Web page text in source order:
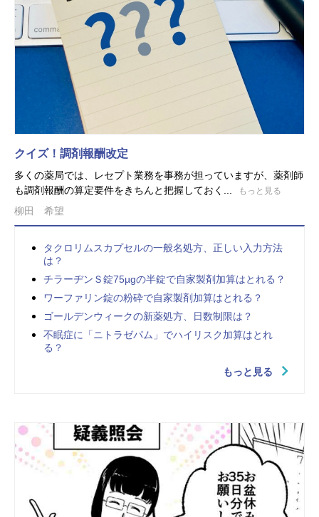
クイズ！調剤報酬改定
多くの薬局では、レセプト業務を事務が担っていますが、薬剤師
も調剤報酬の算定要件をきちんと把握しておく...
もっと見る
柳田 希望
タクロリムスカプセルの一般名処方、正しい入力方法
は？
チラーヂンＳ錠75µgの半錠で自家製剤加算はとれる？
ワーファリン錠の粉砕で自家製剤加算はとれる？
ゴールデンウィークの新薬処方、日数制限は？
不眠症に「ニトラゼパム」でハイリスク加算はとれ
る？
もっと見る